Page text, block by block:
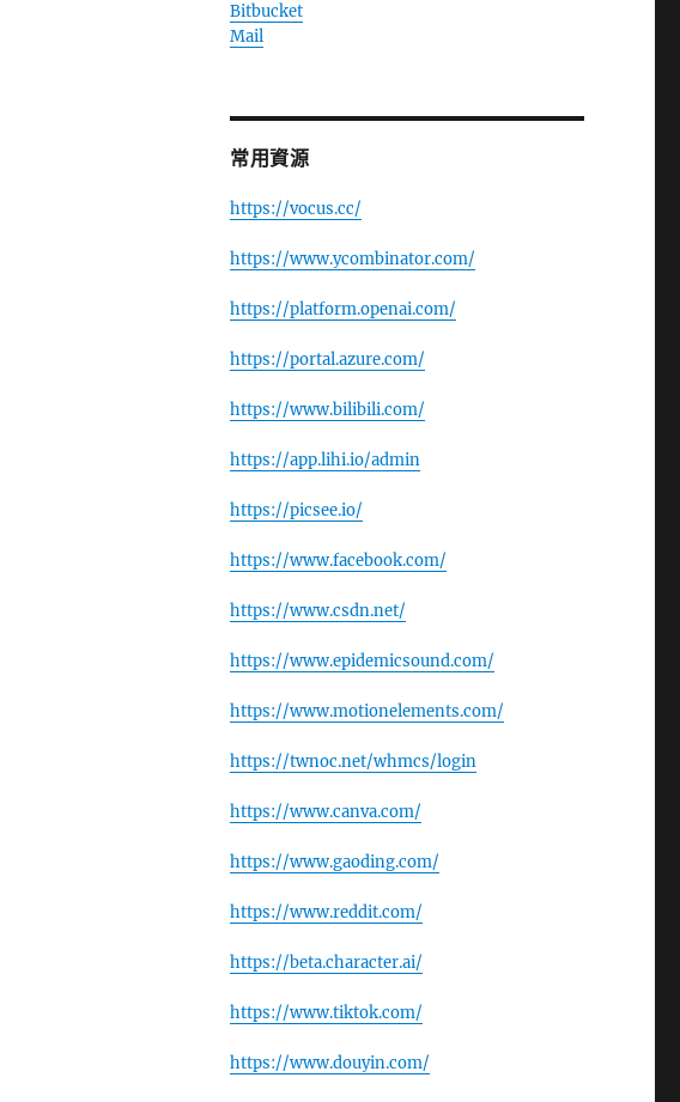
Bitbucket
Mail
常用資源
https://vocus.cc/
https://www.ycombinator.com/
https://platform.openai.com/
https://portal.azure.com/
https://www.bilibili.com/
https://app.lihi.io/admin
https://picsee.io/
https://www.facebook.com/
https://www.csdn.net/
https://www.epidemicsound.com/
https://www.motionelements.com/
https://twnoc.net/whmcs/login
https://www.canva.com/
https://www.gaoding.com/
https://www.reddit.com/
https://beta.character.ai/
https://www.tiktok.com/
https://www.douyin.com/